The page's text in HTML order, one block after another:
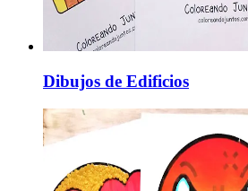
Dibujos de Edificios